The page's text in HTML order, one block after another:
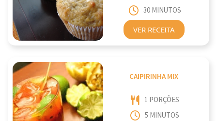
30 MINUTOS
VER RECEITA
CAIPIRINHA MIX
1 PORÇÕES
5 MINUTOS